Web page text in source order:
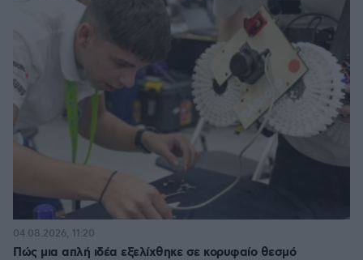
Πώς μια απλή ιδέα εξελίχθηκε σε κορυφαίο θεσμό
04.08.2026, 11:20